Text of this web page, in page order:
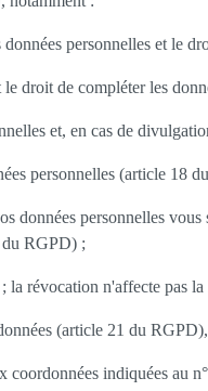
personnelles et le
droit de compléter les
et, en cas de
personnelles (article 18
données personnelles
du RGPD) ;
révocation n'affecte pas
(article 21 du RGPD),
indiquées au